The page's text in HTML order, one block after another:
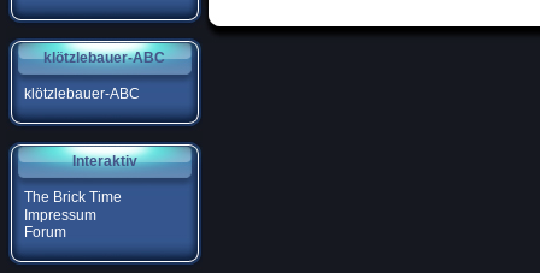
klötzlebauer-ABC
klötzlebauer-ABC
Interaktiv
The Brick Time
Impressum
Forum